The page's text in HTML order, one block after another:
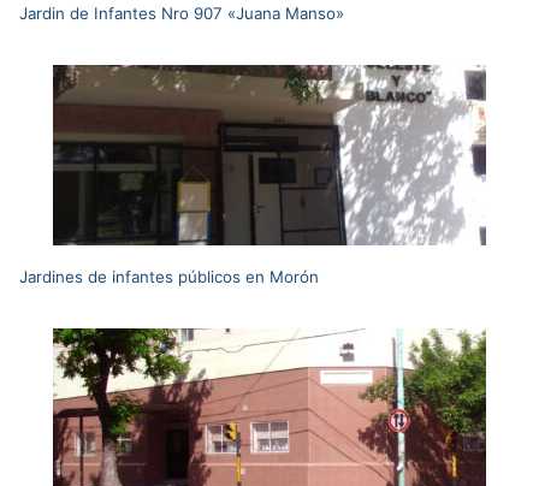
Jardin de Infantes Nro 907 «Juana Manso»
Jardines de infantes públicos en Morón